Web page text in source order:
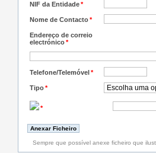
NIF da Entidade*
Nome de Contacto*
Endereço de correio
electrónico*
Telefone/Telemóvel*
Tipo*
*
Sempre que possível anexe ficheiro que